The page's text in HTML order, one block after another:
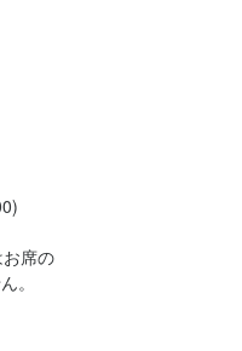
席の
。
る
化」を定着させる
る
大
る
る
大
る
化」を定着させる